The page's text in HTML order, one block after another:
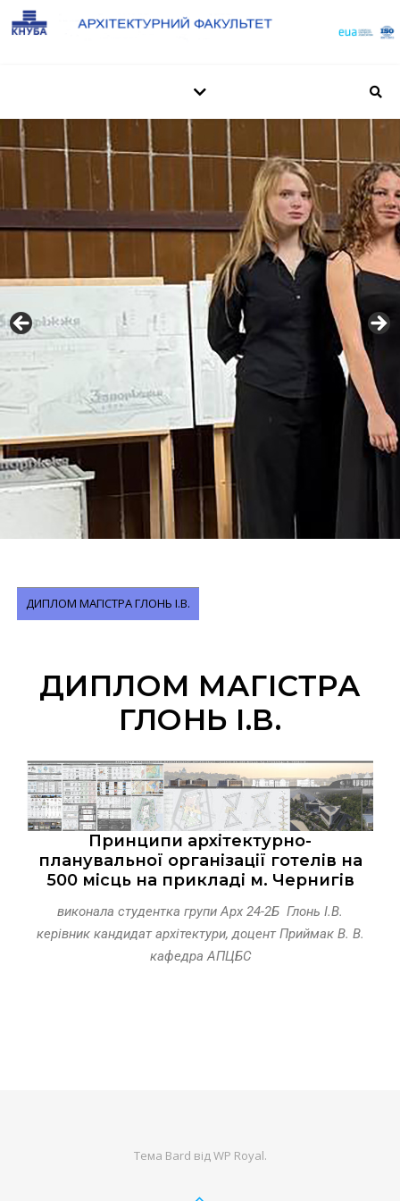
ДИПЛОМ МАГІСТРА ГЛОНЬ І.В.
ДИПЛОМ МАГІСТРА
ГЛОНЬ І.В.
Принципи архітектурно-
планувальної організації готелів на
500 місць на прикладі м. Чернигів
виконала студентка групи Арх 24-2Б Глонь І.В.
керівник кандидат архітектури, доцент Приймак В. В.
кафедра АПЦБС
Тема Bard відWP Royal.